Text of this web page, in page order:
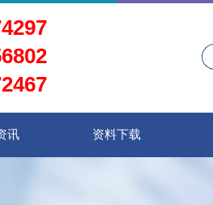
讯 资料下载